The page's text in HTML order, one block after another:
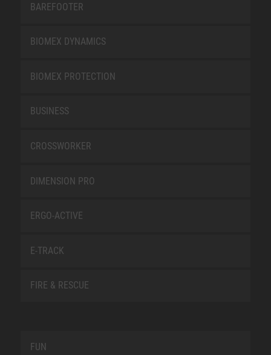
BAREFOOTER
BIOMEX DYNAMICS
BIOMEX PROTECTION
BUSINESS
CROSSWORKER
DIMENSION PRO
ERGO-ACTIVE
E-TRACK
FIRE & RESCUE
FUN